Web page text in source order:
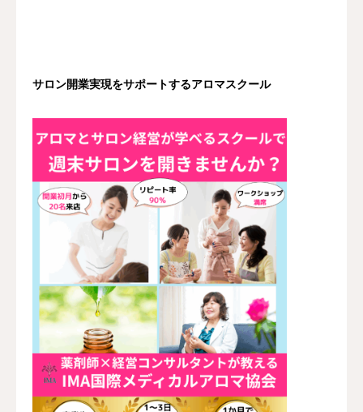
サロン開業実現をサポートするアロマスクール